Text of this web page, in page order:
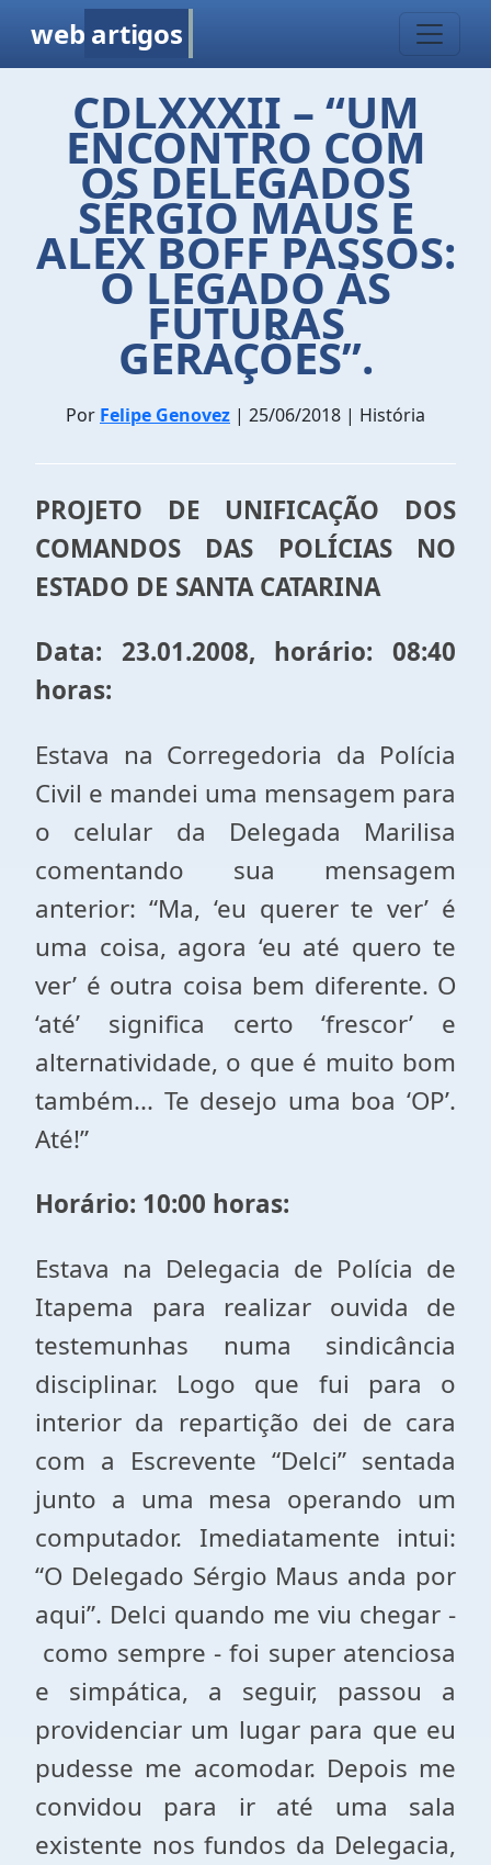
web artigos
CDLXXXII – “UM
ENCONTRO COM
OS DELEGADOS
SÉRGIO MAUS E
ALEX BOFF PASSOS:
O LEGADO ÀS
FUTURAS
GERAÇÕES”.
Por Felipe Genovez | 25/06/2018 | História
PROJETO DE UNIFICAÇÃO DOS
COMANDOS DAS POLÍCIAS NO
ESTADO DE SANTA CATARINA
Data: 23.01.2008, horário: 08:40
horas:
Estava na Corregedoria da Polícia
Civil e mandei uma mensagem para
o celular da Delegada Marilisa
comentando sua mensagem
anterior: “Ma, ‘eu querer te ver’ é
uma coisa, agora ‘eu até quero te
ver’ é outra coisa bem diferente. O
‘até’ significa certo ‘frescor’ e
alternatividade, o que é muito bom
também... Te desejo uma boa ‘OP’.
Até!”
Horário: 10:00 horas:
Estava na Delegacia de Polícia de
Itapema para realizar ouvida de
testemunhas numa sindicância
disciplinar. Logo que fui para o
interior da repartição dei de cara
com a Escrevente “Delci” sentada
junto a uma mesa operando um
computador. Imediatamente intui:
“O Delegado Sérgio Maus anda por
aqui”. Delci quando me viu chegar -
como sempre - foi super atenciosa
e simpática, a seguir, passou a
providenciar um lugar para que eu
pudesse me acomodar. Depois me
convidou para ir até uma sala
existente nos fundos da Delegacia,